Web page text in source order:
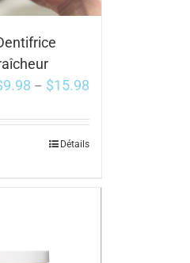
9.98 – $15.98
Détails